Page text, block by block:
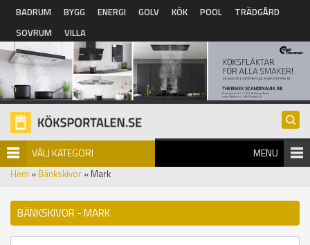
Hoppa till huvudinnehåll
BADRUM BYGG ENERGI GOLV KÖK POOL
TRÄDGÅRD
SOVRUM
VILLA
VÄLJ KATEGORI MENU
Hem » Bänkskivor » Mark
BÄNKSKIVOR - MARK